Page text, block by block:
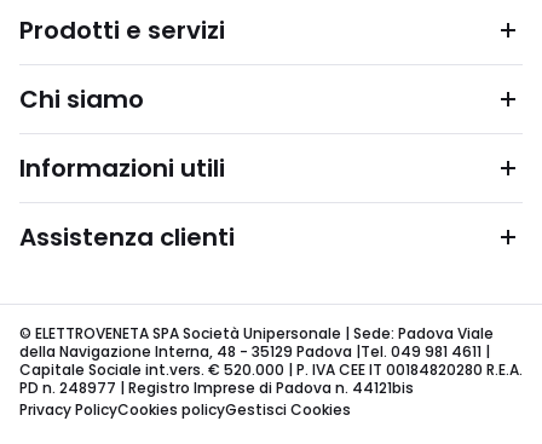
Prodotti e servizi
Chi siamo
Informazioni utili
Assistenza clienti
© ELETTROVENETA SPA Società Unipersonale | Sede: Padova Viale
della Navigazione Interna, 48 - 35129 Padova |Tel. 049 981 4611 |
Capitale Sociale int.vers. € 520.000 | P. IVA CEE IT 00184820280 R.E.A.
PD n. 248977 | Registro Imprese di Padova n. 44121bis
Privacy PolicyCookies policyGestisci Cookies